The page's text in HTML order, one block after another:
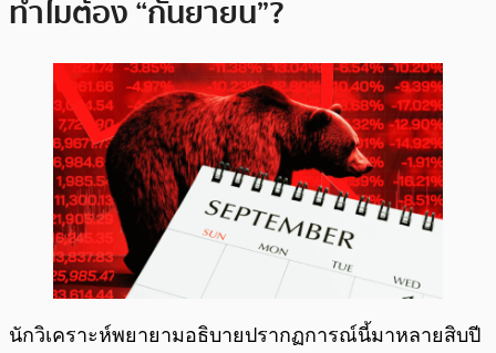
ทำไมต้อง “กันยายน”?
นักวิเคราะห์พยายามอธิบายปรากฏการณ์นี้มาหลายสิบปี